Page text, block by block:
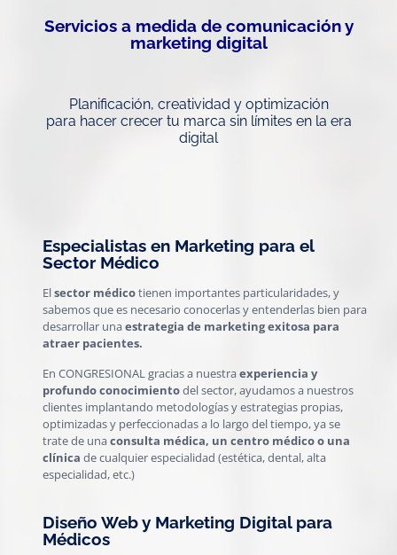
Servicios a medida de comunicación y
marketing digital
Planificación, creatividad y optimización
para hacer crecer tu marca sin límites en la era
digital
Especialistas en Marketing para el
Sector Médico
Elsector médicotienen importantes particularidades, y
sabemos que es necesario conocerlas y entenderlas bien para
desarrollar unaestrategia de marketing exitosa para
atraer pacientes.
En CONGRESIONAL gracias a nuestraexperiencia y
profundo conocimientodel sector, ayudamos a nuestros
clientes implantando metodologías y estrategias propias,
optimizadas y perfeccionadas a lo largo del tiempo, ya se
trate de unaconsulta médica, un centro médico o una
clínica de cualquier especialidad (estética, dental, alta
especialidad, etc.)
Diseño Web y Marketing Digital para
Médicos